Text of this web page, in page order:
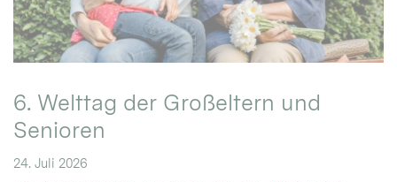
6. Welttag der Großeltern und
Senioren
24. Juli 2026